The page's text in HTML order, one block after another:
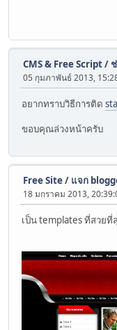
CMS & Free Script/
05 กุมภาพันธ์ 2013,
อยากทราบวิธีการติด
ขอบคุณล่วงหน้าครับ
Free Site/ แจก
18 มกราคม 2013,
เป็น templates ที่สวย